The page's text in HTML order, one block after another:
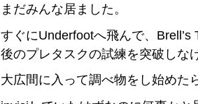
まだみんな居ました。
すぐにUnderfootへ飛んで、
後のプレタスクの試練を突破しな
大広間に入って調べ物をし始め